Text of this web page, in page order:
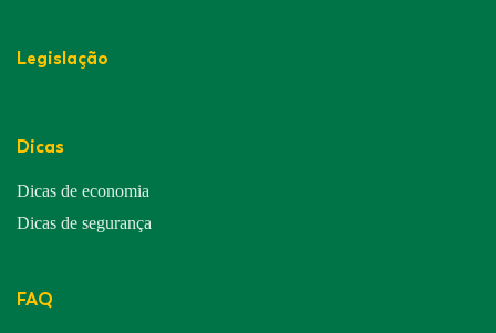
Legislação
Dicas
Dicas de economia
Dicas de segurança
FAQ